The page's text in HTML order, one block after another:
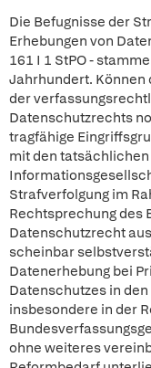
Die Befugnisse der
Erhebungen von
161 I 1 StPO -
Jahrhundert. Können
der
Datenschutzrechts
tragfähige
mit den
Strafverfolgung im
Rechtsprechung des
Datenschutzrecht
scheinbar
Datenerhebung bei
Datenschutzes in
insbesondere in der
ohne weiteres